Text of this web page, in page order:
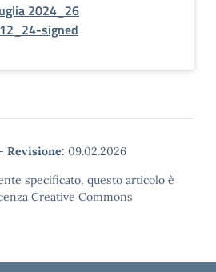
2024_26
signed
- Revisione: 09.02.2026
specificato, questo articolo è
Creative Commons